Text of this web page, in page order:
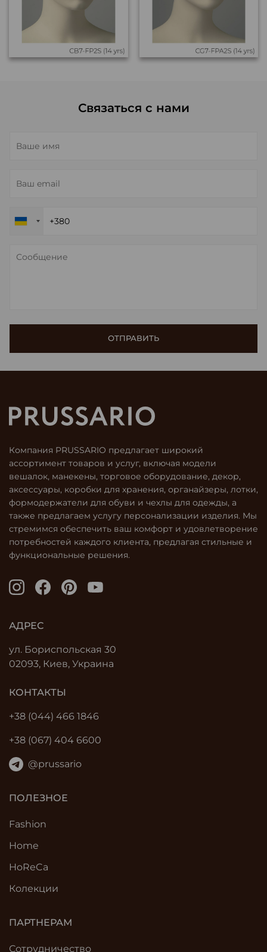
Связаться с нами
Компания PRUSSARIO предлагает широкий
ассортимент товаров и услуг, включая модели
вешалок, манекены, торговое оборудование, декор,
аксессуары, коробки для хранения, органайзеры, лотки,
формодержатели для обуви и чехлы для одежды, а
также предлагаем услугу персонализации изделия. Мы
стремимся обеспечить ваш комфорт и удовлетворение
потребностей каждого клиента, предлагая стильные и
функциональные решения.
АДРЕС
ул. Бориспольская 30
02093, Киев, Украина
КОНТАКТЫ
+38 (044) 466 1846
+38 (067) 404 6600
@prussario
ПОЛЕЗНОЕ
Fashion
Home
HoReCa
Колекции
ПАРТНЕРАМ
Сотрудничество